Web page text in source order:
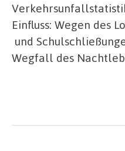
Einfluss: Wegen des
und
Wegfall des